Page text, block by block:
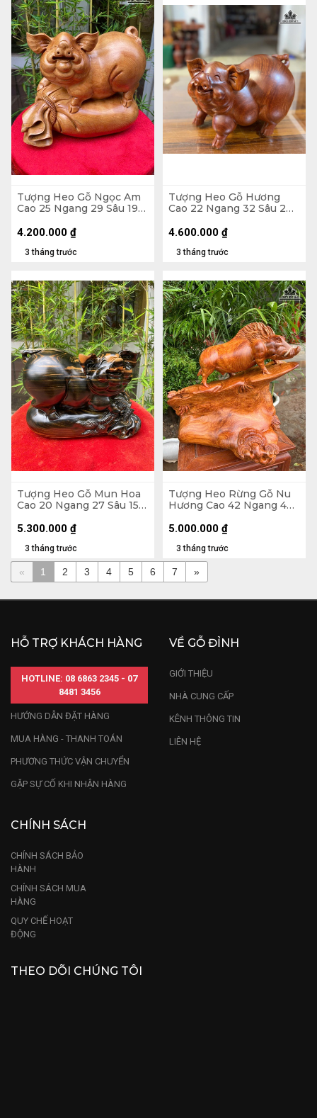
Tượng Heo Gỗ Ngọc Am
Cao 25 Ngang 29 Sâu 19
3 tháng trước
4.200.000 ₫
Tượng Heo Gỗ Hương
Cao 22 Ngang 32 Sâu 2
3 tháng trước
4.600.000 ₫
Tượng Heo Gỗ Mun Hoa
Cao 20 Ngang 27 Sâu 15
3 tháng trước
5.300.000 ₫
Tượng Heo Rừng Gỗ Nu
Hương Cao 42 Ngang 42
3 tháng trước
5.000.000 ₫
« 1 2 3 4 5 6 7 »
HỖ TRỢ KHÁCH HÀNG
HOTLINE: 08 6863 2345 - 07
8481 3456
HƯỚNG DẪN ĐẶT HÀNG
MUA HÀNG - THANH TOÁN
PHƯƠNG THỨC VẬN CHUYỂN
GẶP SỰ CỐ KHI NHẬN HÀNG
VỀ GỖ ĐỈNH
GIỚI THIỆU
NHÀ CUNG CẤP
KÊNH THÔNG TIN
LIÊN HỆ
CHÍNH SÁCH
CHÍNH SÁCH BẢO
HÀNH
CHÍNH SÁCH MUA
HÀNG
QUY CHẾ HOẠT
ĐỘNG
THEO DÕI CHÚNG TÔI